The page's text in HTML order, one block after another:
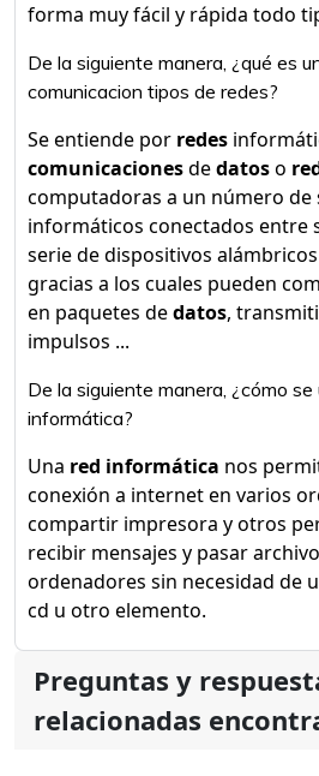
forma muy fácil y rápida todo
De la siguiente manera, ¿qué es
comunicacion tipos de redes?
Se entiende por redes
comunicacionesdedatoso
computadoras a un número de
informáticos conectados entre
serie de dispositivos
gracias a los cuales pueden
en paquetes dedatos,
impulsos ...
De la siguiente manera, ¿cómo
informática?
Una red informática nos
conexión a internet en varios
compartir impresora y otros
recibir mensajes y pasar
ordenadores sin necesidad de
cd u otro elemento.
Preguntas y
relacionadas